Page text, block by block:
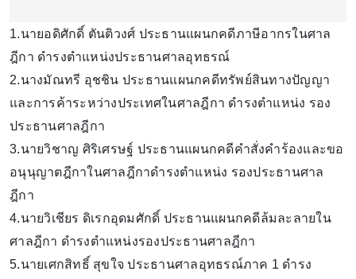
1.นายอดิศักดิ์ ตันติวงศ์ ประธานแผนกคดีภาษีอากรในศาล
ฎีกา ดำรงตำแหน่งประธานศาลอุทธรณ์
2.นางมัณทรี อุชชิน ประธานแผนกคดีทรัพย์สินทางปัญญา
และการค้าระหว่างประเทศในศาลฎีกา ดำรงตำแหน่ง รอง
ประธานศาลฎีกา
3.นายวิชาญ ศิริเศรษฐ์ ประธานแผนกคดีคำสั่งคำร้องและขอ
อนุนุญาตฎีกาในศาลฎีกาดำรงตำแหน่ง รองประธานศาล
ฎีกา
4.นายวิเชียร ดิเรกอุดมศักดิ์ ประธานแผนกคดีล้มละลายใน
ศาลฎีกา ดำรงตำแหน่งรองประธานศาลฎีกา
5.นายเศกสิทธิ์ สุขใจ ประธานศาลอุทธรณ์ภาค 1 ดำรง